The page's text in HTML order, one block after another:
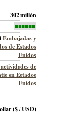
302 millón
■■■■■■
Embajadas y
de Estados
Unidos
de
en Estados
Unidos
($ / USD)